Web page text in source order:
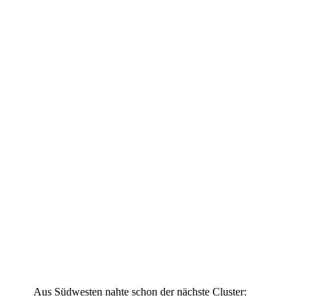
Aus Südwesten nahte schon der nächste Cluster: